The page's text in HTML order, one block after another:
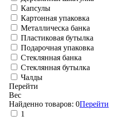
Капсулы
Картонная упаковка
Металлическа банка
Пластиковая бутылка
Подарочная упаковка
Стеклянная банка
Стеклянная бутылка
Чалды
Перейти
Вес
Найденно товаров: 0Перейти
1